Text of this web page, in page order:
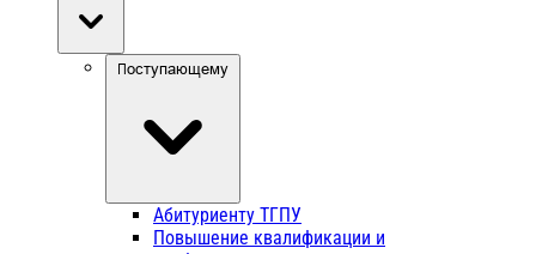
Поступающему
Абитуриенту ТГПУ
Повышение квалификации и